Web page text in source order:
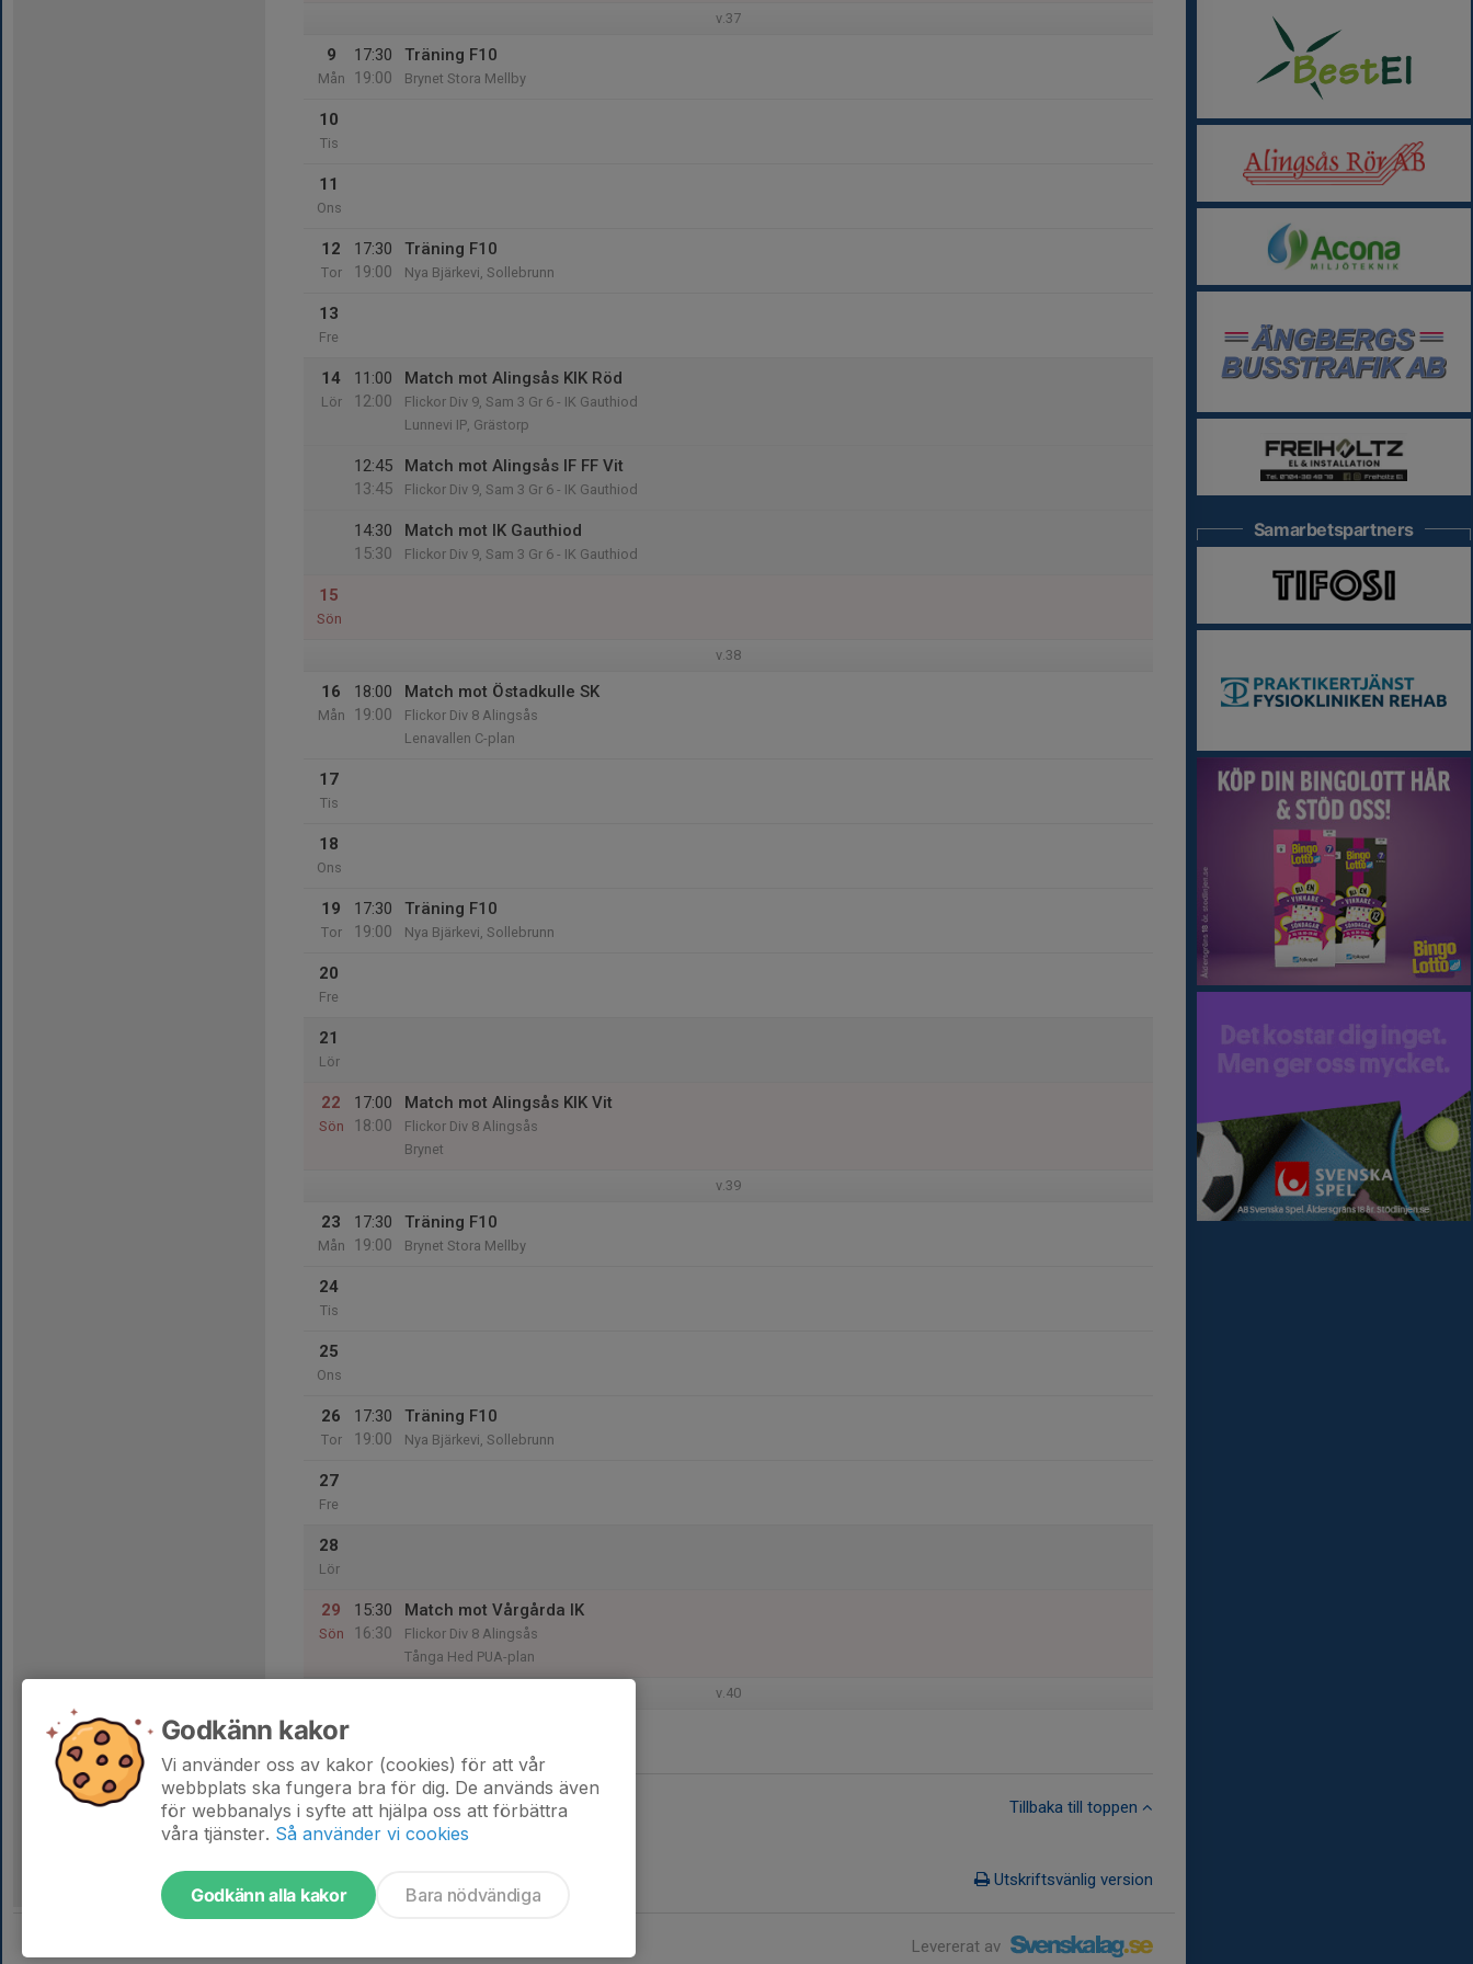
v.37
9
Mån
17:30
19:00
Träning F10
Brynet Stora Mellby
10
Tis
11
Ons
12
Tor
17:30
19:00
Träning F10
Nya Bjärkevi, Sollebrunn
13
Fre
14
Lör
11:00
12:00
Match mot Alingsås KIK Röd
Flickor Div 9, Sam 3 Gr 6 - IK Gauthiod
Lunnevi IP, Grästorp
12:45
13:45
Match mot Alingsås IF FF Vit
Flickor Div 9, Sam 3 Gr 6 - IK Gauthiod
14:30
15:30
Match mot IK Gauthiod
Flickor Div 9, Sam 3 Gr 6 - IK Gauthiod
15
Sön
v.38
16
Mån
18:00
19:00
Match mot Östadkulle SK
Flickor Div 8 Alingsås
Lenavallen C-plan
17
Tis
18
Ons
19
Tor
17:30
19:00
Träning F10
Nya Bjärkevi, Sollebrunn
20
Fre
21
Lör
22
Sön
17:00
18:00
Match mot Alingsås KIK Vit
Flickor Div 8 Alingsås
Brynet
v.39
23
Mån
17:30
19:00
Träning F10
Brynet Stora Mellby
24
Tis
25
Ons
26
Tor
17:30
19:00
Träning F10
Nya Bjärkevi, Sollebrunn
27
Fre
28
Lör
29
Sön
15:30
16:30
Match mot Vårgårda IK
Flickor Div 8 Alingsås
Tånga Hed PUA-plan
v.40
30
Tillbaka till toppen
Utskriftsvänlig version
Levererat av
Samarbetspartners
Godkänn kakor
Vi använder oss av kakor (cookies) för att vår
webbplats ska fungera bra för dig. De används även
för webbanalys i syfte att hjälpa oss att förbättra
våra tjänster. Så använder vi cookies
Godkänn alla kakor Bara nödvändiga